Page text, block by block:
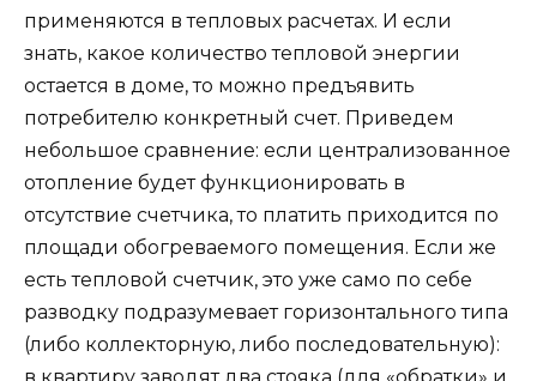
применяются в тепловых расчетах. И если
знать, какое количество тепловой энергии
остается в доме, то можно предъявить
потребителю конкретный счет. Приведем
небольшое сравнение: если централизованное
отопление будет функционировать в
отсутствие счетчика, то платить приходится по
площади обогреваемого помещения. Если же
есть тепловой счетчик, это уже само по себе
разводку подразумевает горизонтального типа
(либо коллекторную, либо последовательную):